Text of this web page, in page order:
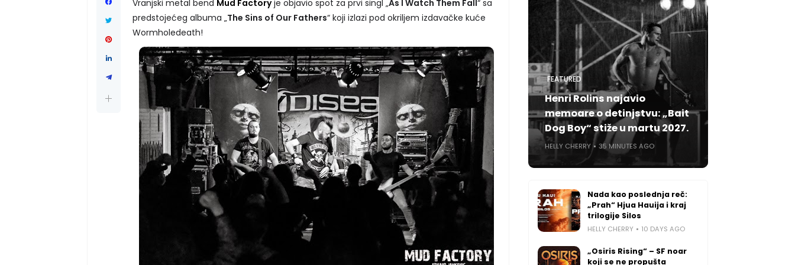
Vranjski metal bend Mud Factoryje objavio spot za prvi singl „As I Watch Them Fall “ sa
predstojećeg albuma „The Sins of Our Fathers“ koji izlazi pod okriljem izdavačke kuće
Wormholedeath!
FEATURED
Henri Rolins najavio
memoare o detinjstvu: „Bait
Dog Boy“ stiže u martu 2027.
HELLY CHERRY 35 MINUTES AGO
Nada kao poslednja reč:
„Prah“ Hjua Hauija i kraj
trilogije Silos
HELLY CHERRY 10 DAYS AGO
„Osiris Rising“ – SF noar
koji se ne propušta